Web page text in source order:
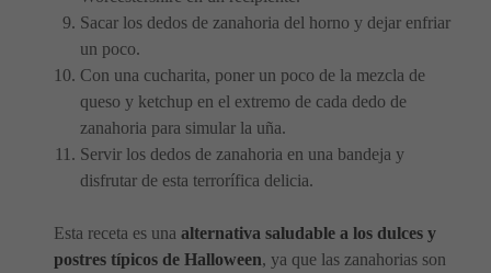
Sacar los dedos de zanahoria del horno y dejar enfriar
un poco.
Con una cucharita, poner un poco de la mezcla de
queso y ketchup en el extremo de cada dedo de
zanahoria para simular la uña.
Servir los dedos de zanahoria en una bandeja y
disfrutar de esta terrorífica delicia.
Esta receta es una alternativa saludable a los dulces y
postres típicos de Halloween, ya que las zanahorias son